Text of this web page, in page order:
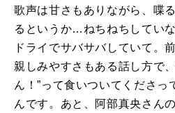
歌声は甘さもありながら、喋
るというか…ねちねちしてい
ドライでサバサバしていて。
親しみやすさもある話し方で
ん！”って食いついてくださっ
んです。あと、阿部真央さん